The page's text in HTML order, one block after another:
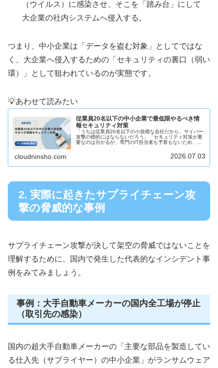
（ウイルス）に感染させ、そこを「踏み台」にして
大企業の社内システムへ侵入する。
つまり、中小企業は「データを盗む対象」としてではな
く、大企業へ侵入するための「セキュリティの裏口（弱い
環）」として狙われているのが実態です。
💡あわせて読みたい
従業員20名以下の中小企業で最低限やるべき情
報セキュリティ対策
「うちは従業員20名以下の小規模な会社だから、サイバー
攻撃の標的にはならないだろう」「セキュリティ対策が重
要なのは分かるが、専門のIT担当者も予算もないため、何
cloudninsho.com 2026.07.03
2. 実際に起きたサプライチェーン攻
撃の脅威的な事例
サプライチェーン攻撃が決して架空の脅威ではないことを
理解するために、国内で発生した代表的なインシデント事
例をみてみましょう。
事例：大手自動車メーカーの国内全工場が停止
（取引先の感染）
国内の超大手自動車メーカーの「主要な部品を製造してい
る仕入先（サプライヤー）の中小企業」がランサムウェア